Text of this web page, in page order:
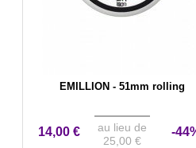
EMILLION - 51mm rolling
14,00 €
au lieu de
25,00 €
-